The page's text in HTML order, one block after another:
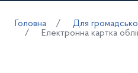
Головна Для
Електронна картка